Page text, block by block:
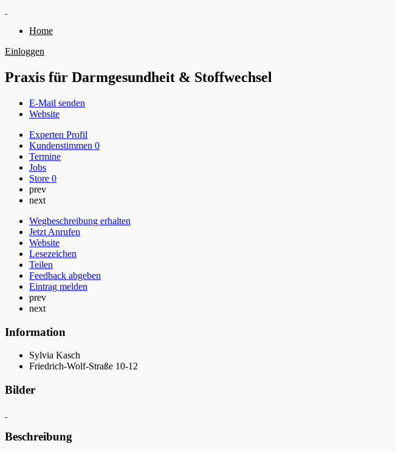
Home
Einloggen
Praxis für Darmgesundheit & Stoffwechsel
E-Mail senden
Website
Experten Profil
Kundenstimmen 0
Termine
Jobs
Store 0
prev
next
Wegbeschreibung erhalten
Jetzt Anrufen
Website
Lesezeichen
Teilen
Feedback abgeben
Eintrag melden
prev
next
Information
Sylvia Kasch
Friedrich-Wolf-Straße 10-12
Bilder
Beschreibung